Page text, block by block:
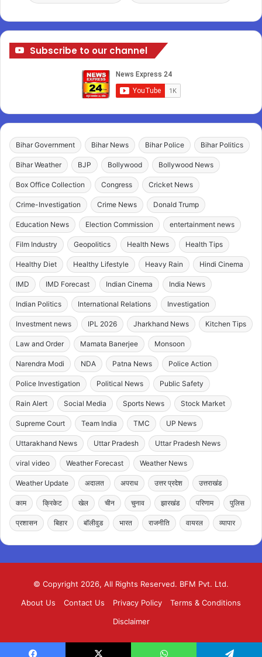
Subscribe to our channel
Bihar Government Bihar News Bihar Police Bihar Politics
Bihar Weather BJP Bollywood Bollywood News
Box Office Collection Congress Cricket News
Crime-Investigation Crime News Donald Trump
Education News Election Commission entertainment news
Film Industry Geopolitics Health News Health Tips
Healthy Diet Healthy Lifestyle Heavy Rain Hindi Cinema
IMD IMD Forecast Indian Cinema India News
Indian Politics International Relations Investigation
Investment news IPL 2026 Jharkhand News Kitchen Tips
Law and Order Mamata Banerjee Monsoon
Narendra Modi NDA Patna News Police Action
Police Investigation Political News Public Safety
Rain Alert Social Media Sports News Stock Market
Supreme Court Team India TMC UP News
Uttarakhand News Uttar Pradesh Uttar Pradesh News
viral video Weather Forecast Weather News
Weather Update अदालत अपराध उत्तर प्रदेश उत्तराखंड
काम क्रिकेट खेल चीन चुनाव झारखंड परिणाम पुलिस
प्रशासन बिहार बॉलीवुड भारत राजनीति वायरल व्यापार
© Copyright 2026, All Rights Reserved. BFM Pvt. Ltd.
About Us
Contact Us Privacy Policy
Terms & Conditions
Disclaimer